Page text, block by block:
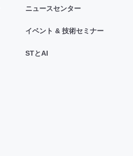
ニュースセンター
イベント & 技術セミナー
STとAI